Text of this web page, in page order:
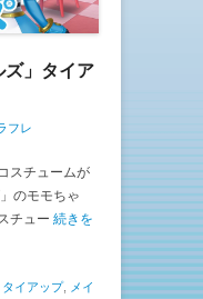
」タイア
フレ
スチュームが
のモモちゃ
チュー 続きを
タイアップ,
メイ